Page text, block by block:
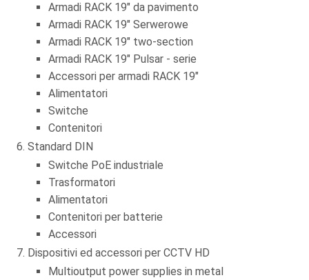
Armadi RACK 19" da pavimento
Armadi RACK 19" Serwerowe
Armadi RACK 19" two-section
Armadi RACK 19" Pulsar - serie
Accessori per armadi RACK 19"
Alimentatori
Switche
Contenitori
Standard DIN
Switche PoE industriale
Trasformatori
Alimentatori
Contenitori per batterie
Accessori
Dispositivi ed accessori per CCTV HD
Multioutput power supplies in metal